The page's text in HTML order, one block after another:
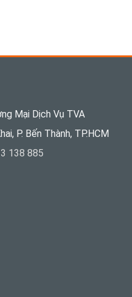
Mại Dịch Vụ TVA
P. Bến Thành, TP.HCM
138 885